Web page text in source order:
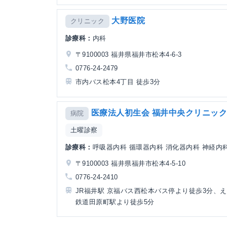
クリニック 大野医院
診療科： 内科
〒9100003 福井県福井市松本4-6-3
0776-24-2479
市内バス松本4丁目 徒歩3分
病院 医療法人初生会 福井中央クリニック
土曜診察
診療科： 呼吸器内科 循環器内科 消化器内科 神経
〒9100003 福井県福井市松本4-5-10
0776-24-2410
JR福井駅 京福バス西松本バス停より徒歩3分、
鉄道田原町駅より徒歩5分